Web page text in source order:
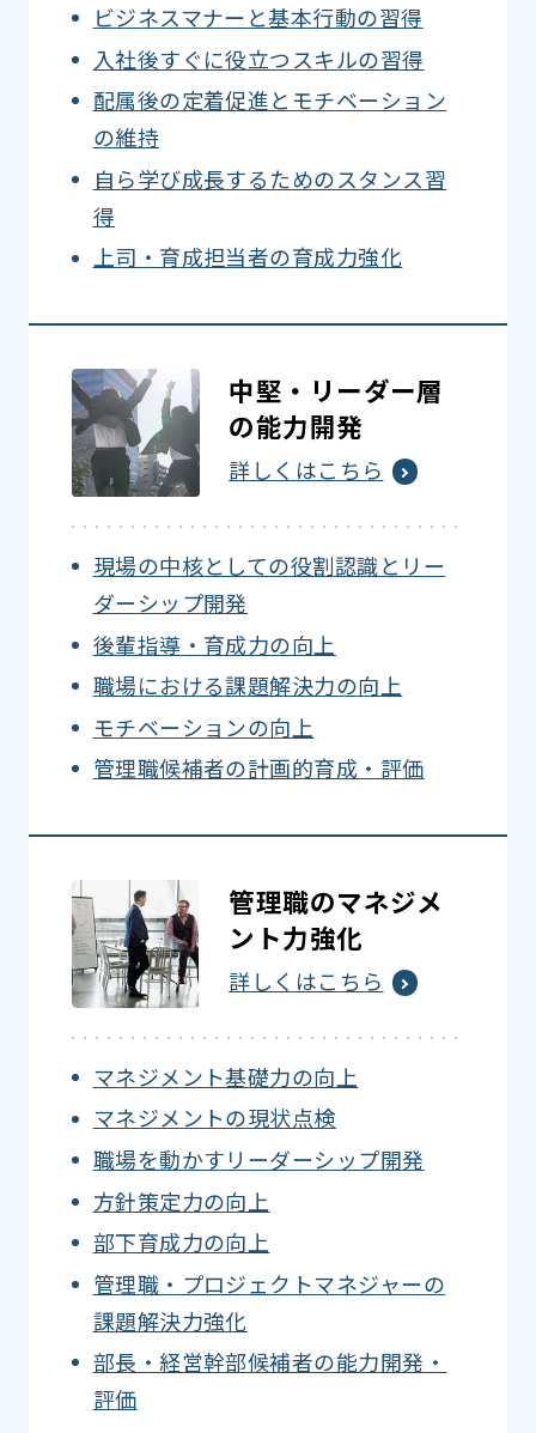
ビジネスマナーと基本行動の習得
入社後すぐに役立つスキルの習得
配属後の定着促進とモチベーション
の維持
自ら学び成長するためのスタンス習
得
上司・育成担当者の育成力強化
中堅・リーダー層
の能力開発
詳しくはこちら
現場の中核としての役割認識とリー
ダーシップ開発
後輩指導・育成力の向上
職場における課題解決力の向上
モチベーションの向上
管理職候補者の計画的育成・評価
管理職のマネジメ
ント力強化
詳しくはこちら
マネジメント基礎力の向上
マネジメントの現状点検
職場を動かすリーダーシップ開発
方針策定力の向上
部下育成力の向上
管理職・プロジェクトマネジャーの
課題解決力強化
部長・経営幹部候補者の能力開発・
評価